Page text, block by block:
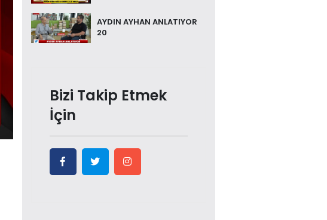
AYDIN AYHAN ANLATIYOR
20
Bizi Takip Etmek
İçin